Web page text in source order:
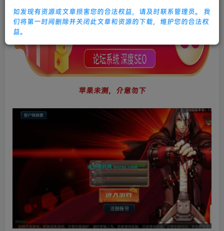
苹果未测，介意勿下
如发现有资源或文章损害您的合法权益，请及时联系管理员。 我
们将第一时间删除并关闭此文章和资源的下载，维护您的合法权
益。